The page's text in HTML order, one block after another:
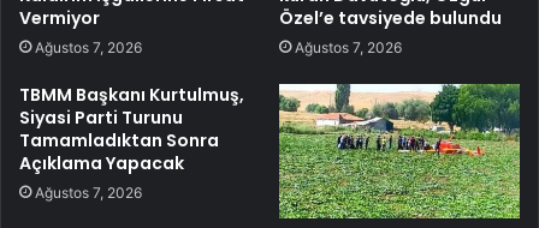
Vermiyor
Ağustos 7, 2026
Özel’e tavsiyede bulundu
Ağustos 7, 2026
TBMM Başkanı Kurtulmuş,
Siyasi Parti Turunu
Tamamladıktan Sonra
Açıklama Yapacak
Ağustos 7, 2026